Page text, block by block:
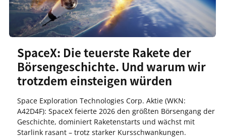
SpaceX: Die teuerste Rakete der
Börsengeschichte. Und warum wir
trotzdem einsteigen würden
Space Exploration Technologies Corp. Aktie (WKN:
A42D4F): SpaceX feierte 2026 den größten Börsengang der
Geschichte, dominiert Raketenstarts und wächst mit
Starlink rasant – trotz starker Kursschwankungen.